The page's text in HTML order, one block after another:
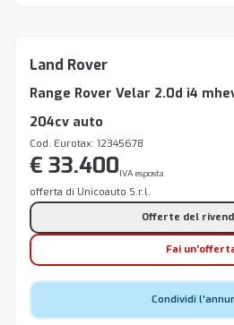
Land Rover
Range Rover Velar 2.0d i4
204cv auto
Cod. Eurotax: 12345678
€ 33.400IVA esposta
offerta di Unicoauto S.r.l.
Offerte del
Fai
Condividi